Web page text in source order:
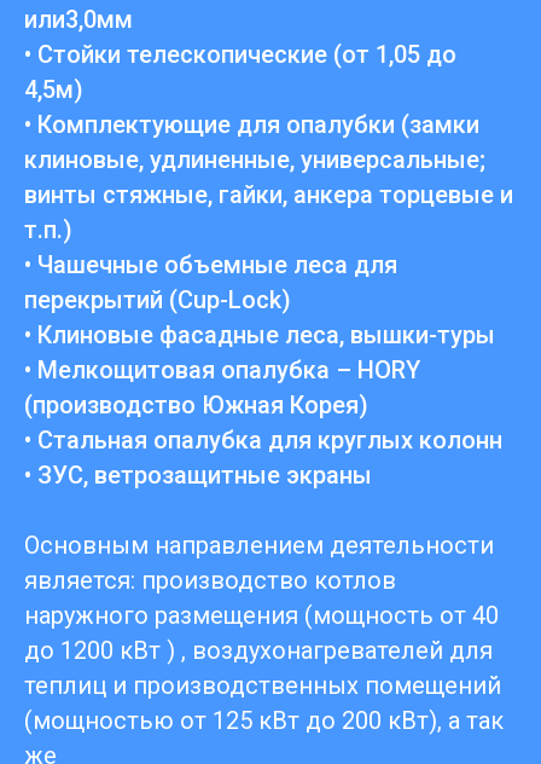
или3,0мм
• Стойки телескопические (от 1,05 до
4,5м)
• Комплектующие для опалубки (замки
клиновые, удлиненные, универсальные;
винты стяжные, гайки, анкера торцевые и
т.п.)
• Чашечные объемные леса для
перекрытий (Cup-Lock)
• Клиновые фасадные леса, вышки-туры
• Мелкощитовая опалубка – HORY
(производство Южная Корея)
• Стальная опалубка для круглых колонн
• ЗУС, ветрозащитные экраны
Основным направлением деятельности
является: производство котлов
наружного размещения (мощность от 40
до 1200 кВт ) , воздухонагревателей для
теплиц и производственных помещений
(мощностью от 125 кВт до 200 кВт), а так
же